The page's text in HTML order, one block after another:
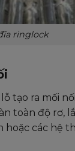
ringlock
tạo ra mối
toàn độ rơ,
các hệ